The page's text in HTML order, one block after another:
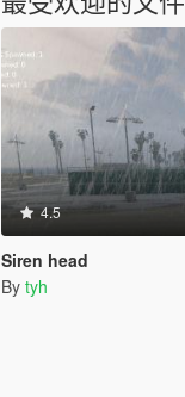
4.5
Siren head
By tyh